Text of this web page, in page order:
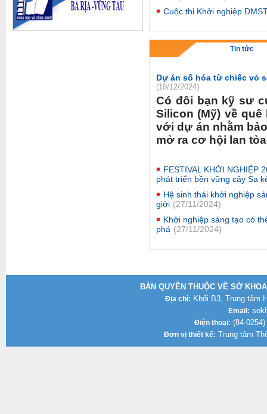
Cuộc thi Khởi nghiệp
Tin tức
Dự án số hóa từ chiếc vỏ
(18/12/2024)
Có đôi bạn kỹ sư
Silicon (Mỹ) về
với dự án nhằm
mở ra cơ hội lan
FESTIVAL KHỞI NGHIỆP
phát triển bền vững cây Sa
Hệ sinh thái khởi nghiệp
giới (27/11/2024)
Khởi nghiệp sáng tạo có
phá (27/11/2024)
BẢN QUYỀN THUỘC VỀ SỞ
Địa chỉ: Khối B3, Trung tâm
Email:
Điện thoại: (84-
Đơn vị thiết kế: Trung tâm